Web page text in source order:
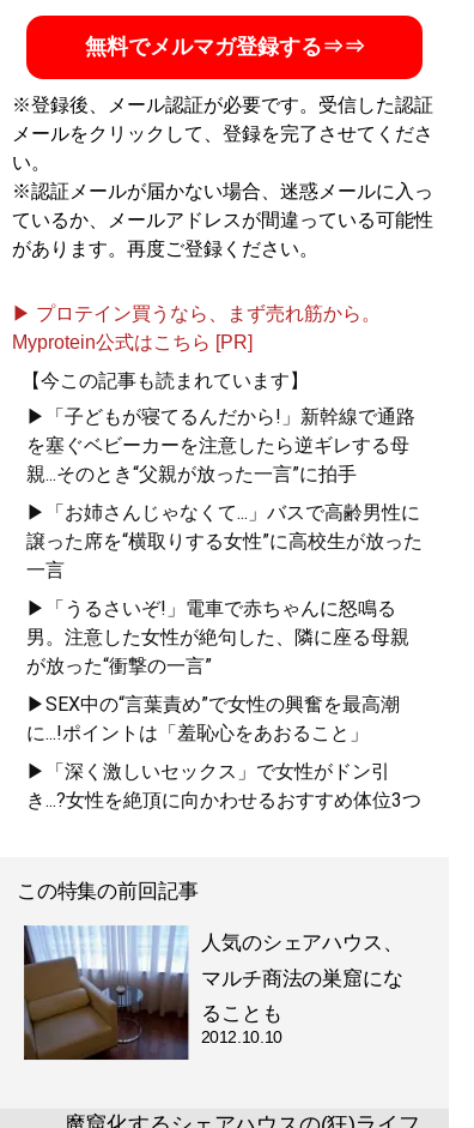
無料でメルマガ登録する⇒⇒
※登録後、メール認証が必要です。受信した認証
メールをクリックして、登録を完了させてくださ
い。
※認証メールが届かない場合、迷惑メールに入っ
ているか、メールアドレスが間違っている可能性
があります。再度ご登録ください。
▶ プロテイン買うなら、まず売れ筋から。
Myprotein公式はこちら [PR]
【今この記事も読まれています】
▶「子どもが寝てるんだから!」新幹線で通路
を塞ぐベビーカーを注意したら逆ギレする母
親...そのとき“父親が放った一言”に拍手
▶「お姉さんじゃなくて...」バスで高齢男性に
譲った席を“横取りする女性”に高校生が放った
一言
▶「うるさいぞ!」電車で赤ちゃんに怒鳴る
男。注意した女性が絶句した、隣に座る母親
が放った“衝撃の一言”
▶SEX中の“言葉責め”で女性の興奮を最高潮
に...!ポイントは「羞恥心をあおること」
▶「深く激しいセックス」で女性がドン引
き...?女性を絶頂に向かわせるおすすめ体位3つ
この特集の前回記事
人気のシェアハウス、
マルチ商法の巣窟にな
ることも
2012.10.10
魔窟化するシェアハウスの(狂)ライフ